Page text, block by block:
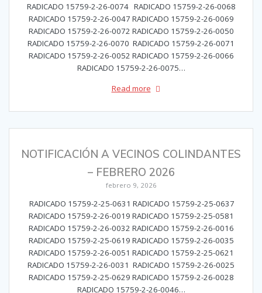
RADICADO 15759-2-26-0074 RADICADO 15759-2-26-0068
RADICADO 15759-2-26-0047 RADICADO 15759-2-26-0069
RADICADO 15759-2-26-0072 RADICADO 15759-2-26-0050
RADICADO 15759-2-26-0070 RADICADO 15759-2-26-0071
RADICADO 15759-2-26-0052 RADICADO 15759-2-26-0066
RADICADO 15759-2-26-0075…
Read more
NOTIFICACIÓN A VECINOS COLINDANTES
– FEBRERO 2026
febrero 9, 2026
RADICADO 15759-2-25-0631 RADICADO 15759-2-25-0637
RADICADO 15759-2-26-0019 RADICADO 15759-2-25-0581
RADICADO 15759-2-26-0032 RADICADO 15759-2-26-0016
RADICADO 15759-2-25-0619 RADICADO 15759-2-26-0035
RADICADO 15759-2-26-0051 RADICADO 15759-2-25-0621
RADICADO 15759-2-26-0031 RADICADO 15759-2-26-0025
RADICADO 15759-2-25-0629 RADICADO 15759-2-26-0028
RADICADO 15759-2-26-0046…